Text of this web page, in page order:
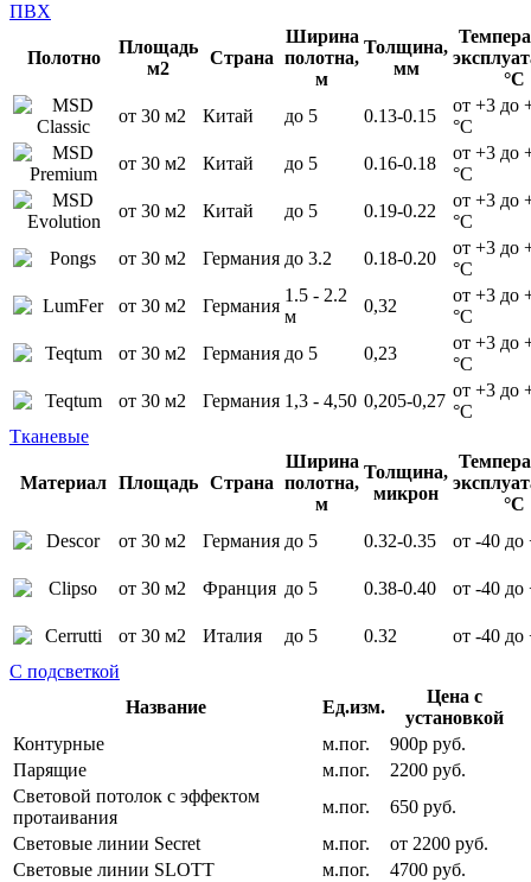
ПВХ
Полотно
Площадь
м2
Страна
Ширина
полотна,
м
Толщина,
мм
°С
от 30 м2
Китай до 5 0.13-0.15
от +3 до
°С
от 30 м2
Китай до 5 0.16-0.18
от +3 до
°С
от 30 м2
Китай до 5 0.19-0.22
от +3 до
°С
от 30 м2
Германия до 3.2 0.18-0.20
от +3 до
°С
от 30 м2
Германия
1.5 - 2.2
м
0,32
от +3 до
°С
от 30 м2
Германия до 5 0,23
от +3 до
°С
от 30 м2
Германия 1,3 - 4,50 0,205-0,27
от +3 до
°С
Тканевые
Материал Площадь Страна
Ширина
полотна,
м
Толщина,
микрон
°С
от 30 м2
Германия до 5 0.32-0.35 от -40 до
от 30 м2 Франция до 5 0.38-0.40 от -40 до
от 30 м2 Италия до 5 0.32
от -40 до
С подсветкой
Название
Ед.изм.
Цена с
установкой
Контурные
м.пог.
900р руб.
Парящие
м.пог.
2200 руб.
Световой потолок с эффектом
протаивания
м.пог.
650 руб.
Световые линии Secret
м.пог.
от 2200 руб.
Световые линии SLOTT
м.пог.
4700 руб.